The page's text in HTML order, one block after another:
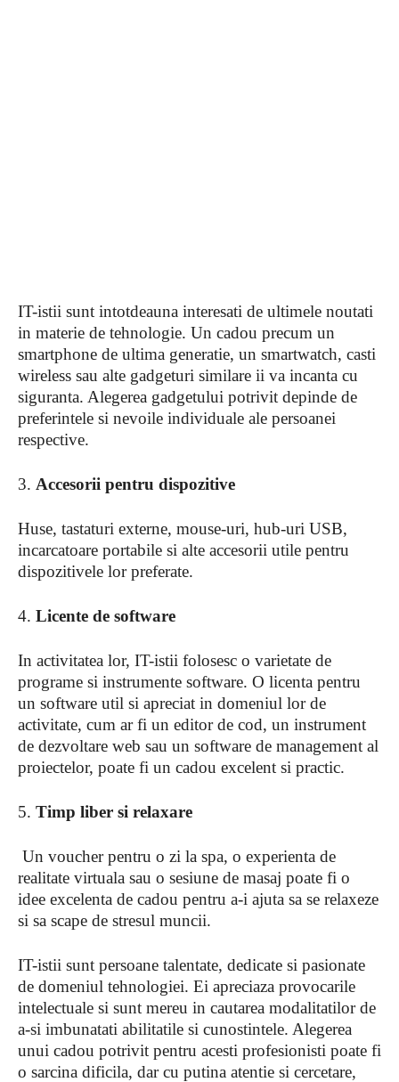
IT-istii sunt intotdeauna interesati de ultimele noutati
in materie de tehnologie. Un cadou precum un
smartphone de ultima generatie, un smartwatch, casti
wireless sau alte gadgeturi similare ii va incanta cu
siguranta. Alegerea gadgetului potrivit depinde de
preferintele si nevoile individuale ale persoanei
respective.
3. Accesorii pentru dispozitive
Huse, tastaturi externe, mouse-uri, hub-uri USB,
incarcatoare portabile si alte accesorii utile pentru
dispozitivele lor preferate.
4. Licente de software
In activitatea lor, IT-istii folosesc o varietate de
programe si instrumente software. O licenta pentru
un software util si apreciat in domeniul lor de
activitate, cum ar fi un editor de cod, un instrument
de dezvoltare web sau un software de management al
proiectelor, poate fi un cadou excelent si practic.
5. Timp liber si relaxare
Un voucher pentru o zi la spa, o experienta de
realitate virtuala sau o sesiune de masaj poate fi o
idee excelenta de cadou pentru a-i ajuta sa se relaxeze
si sa scape de stresul muncii.
IT-istii sunt persoane talentate, dedicate si pasionate
de domeniul tehnologiei. Ei apreciaza provocarile
intelectuale si sunt mereu in cautarea modalitatilor de
a-si imbunatati abilitatile si cunostintele. Alegerea
unui cadou potrivit pentru acesti profesionisti poate fi
o sarcina dificila, dar cu putina atentie si cercetare,